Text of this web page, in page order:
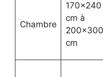
Chambre
170×240
cm à
200×300
cm